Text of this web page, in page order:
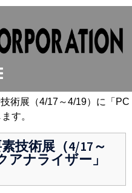
術展（4/17～4/19）に「PC
す。
技術展（4/17～
アナライザー」